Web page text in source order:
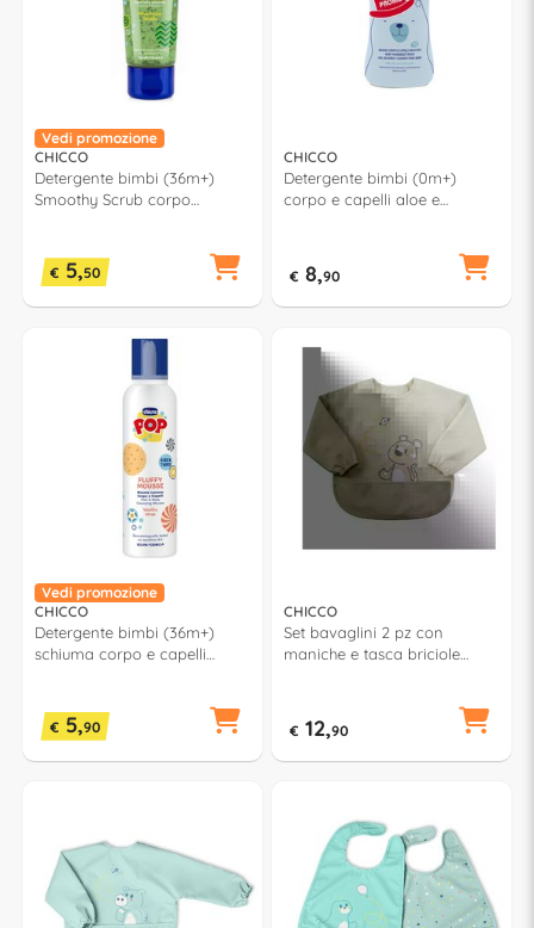
Vedi promozione
CHICCO
Detergente bimbi (36m+)
Smoothy Scrub corpo
€ 5,50
CHICCO
Detergente bimbi (0m+)
corpo e capelli aloe e
€ 8,90
Vedi promozione
CHICCO
Detergente bimbi (36m+)
schiuma corpo e capelli
€ 5,90
CHICCO
Set bavaglini 2 pz con
maniche e tasca briciole
€ 12,90